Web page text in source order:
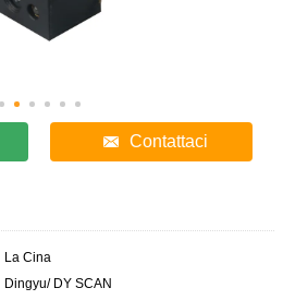
Contattaci
La Cina
Dingyu/ DY SCAN